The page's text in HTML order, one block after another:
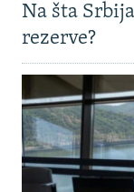
Na šta
rezerve?